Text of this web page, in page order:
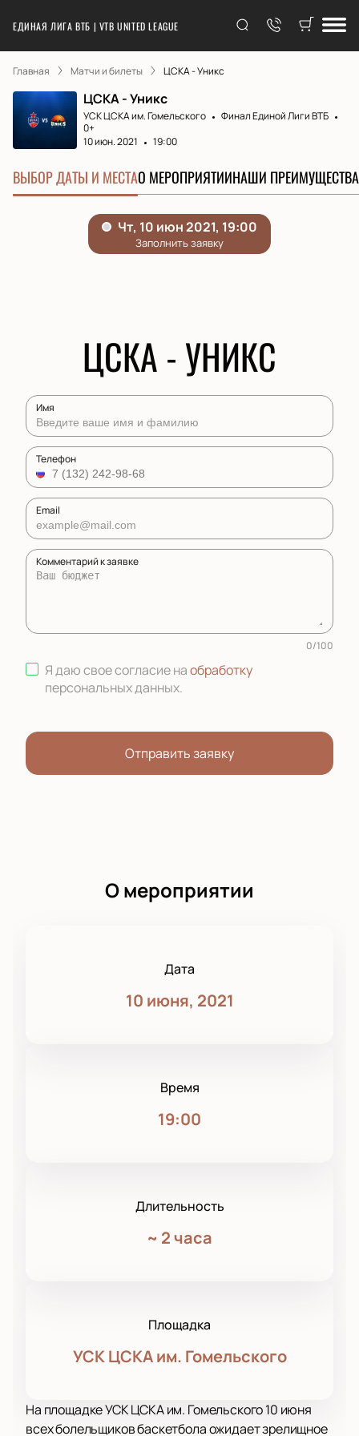
ЕДИНАЯ ЛИГА ВТБ | VTB UNITED LEAGUE
Главная Матчи и билеты ЦСКА - Уникс
ЦСКА - Уникс
УСК ЦСКА им. Гомельского
Финал Единой Лиги ВТБ
0+
10 июн. 2021
19:00
ВЫБОР ДАТЫ И МЕСТАО МЕРОПРИЯТИИНАШИ ПРЕИМУЩЕСТВА
ЦСКА - УНИКС
Имя
Телефон
Email
Комментарий к заявке
0/100
Я даю свое согласие наобработку
персональных данных.
Отправить заявку
О мероприятии
Дата
10 июня, 2021
Время
19:00
Длительность
~ 2 часа
Площадка
УСК ЦСКА им. Гомельского
На площадке УСК ЦСКА им. Гомельского 10 июня
всех болельщиков баскетбола ожидает зрелищное